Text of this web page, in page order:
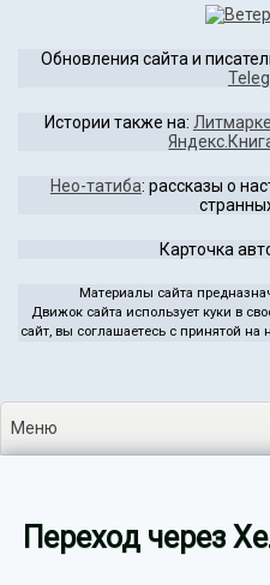
содержимому
Обновления сайта и
Истории также на:
Нео-татиба: рассказы о
Карточка
Материалы сайта
Движок сайта использует куки в
сайт, вы соглашаетесь с принятой на
Меню
Переход через